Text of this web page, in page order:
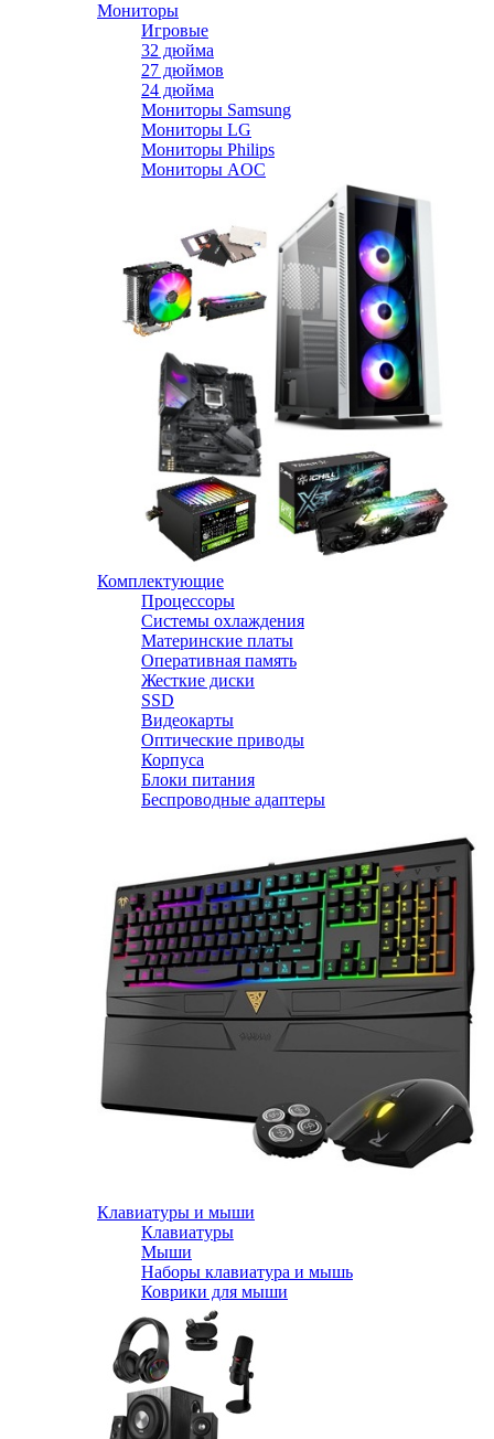
Мониторы
Игровые
32 дюйма
27 дюймов
24 дюйма
Мониторы Samsung
Мониторы LG
Мониторы Philips
Мониторы AOC
Комплектующие
Процессоры
Системы охлаждения
Материнские платы
Оперативная память
Жесткие диски
SSD
Видеокарты
Оптические приводы
Корпуса
Блоки питания
Беспроводные адаптеры
Клавиатуры и мыши
Клавиатуры
Мыши
Наборы клавиатура и мышь
Коврики для мыши